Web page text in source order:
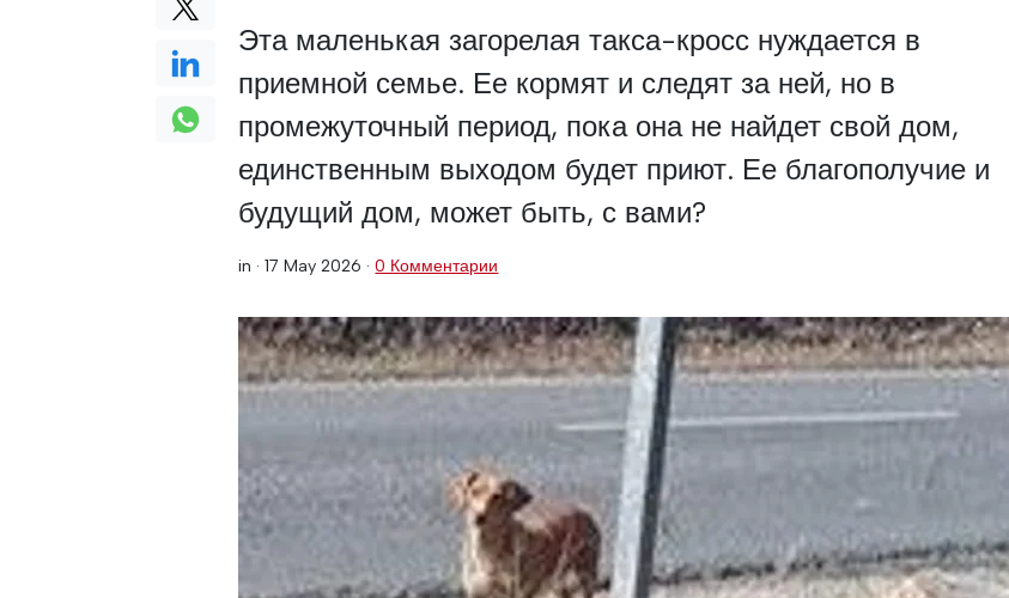
Эта маленькая загорелая такса-кросс нуждается в
приемной семье. Ее кормят и следят за ней, но в
промежуточный период, пока она не найдет свой дом,
единственным выходом будет приют. Ее благополучие и
будущий дом, может быть, с вами?
in ·17 May 2026 ·0 Комментарии